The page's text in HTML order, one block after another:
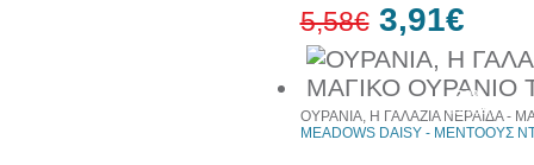
30%
έκπτωση
5,58€ 3,91€
ΟΥΡΑΝΙΑ, Η ΓΑΛΑΖΙΑ ΝΕΡΑΪΔΑ -
MEADOWS DAISY - ΜΕΝΤΟΟΥΣ